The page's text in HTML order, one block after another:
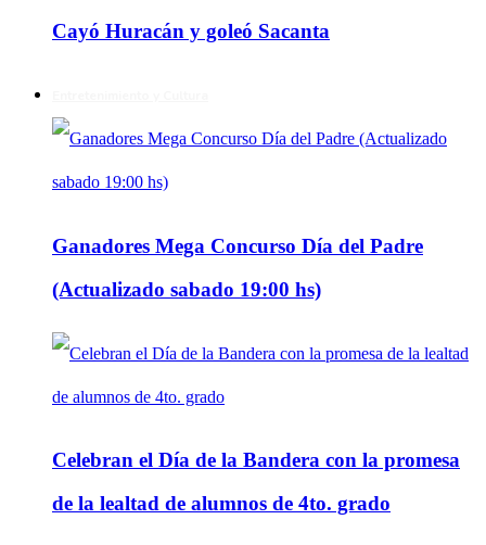
Cayó Huracán y goleó Sacanta
Ganadores Mega Concurso Día del Padre
(Actualizado sabado 19:00 hs)
Celebran el Día de la Bandera con la promesa
de la lealtad de alumnos de 4to. grado